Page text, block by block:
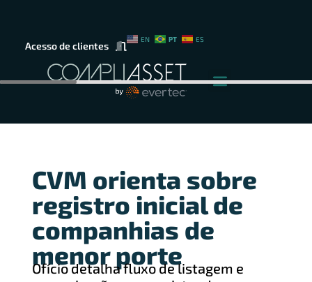
Acesso de clientes
EN PT ES
CVM orienta sobre
registro inicial de
companhias de
menor porte
Ofício detalha fluxo de listagem e